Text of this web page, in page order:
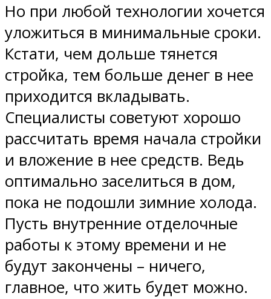
Но при любой технологии хочется
уложиться в минимальные сроки.
Кстати, чем дольше тянется
стройка, тем больше денег в нее
приходится вкладывать.
Специалисты советуют хорошо
рассчитать время начала стройки
и вложение в нее средств. Ведь
оптимально заселиться в дом,
пока не подошли зимние холода.
Пусть внутренние отделочные
работы к этому времени и не
будут закончены – ничего,
главное, что жить будет можно.